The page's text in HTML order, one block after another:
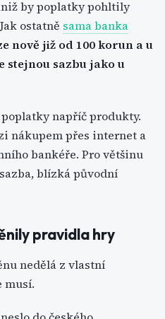
by poplatky pohltily
ostatně sama banka
nově již od 100 korun a u
sazbu jako u
napříč produkty.
nákupem přes internet a
bankéře. Pro většinu
blízká původní
pravidla hry
nedělá z vlastní
musí.